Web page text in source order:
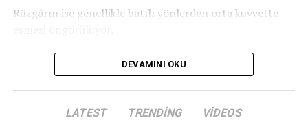
Rüzgârın ise genellikle batılı yönlerden orta kuvvette
DEVAMINI OKU
LATEST TRENDING VIDEOS